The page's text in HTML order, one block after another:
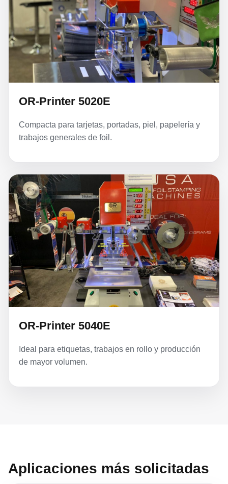
OR-Printer 5020E
Compacta para tarjetas, portadas, piel, papelería y
trabajos generales de foil.
OR-Printer 5040E
Ideal para etiquetas, trabajos en rollo y producción
de mayor volumen.
Aplicaciones más solicitadas